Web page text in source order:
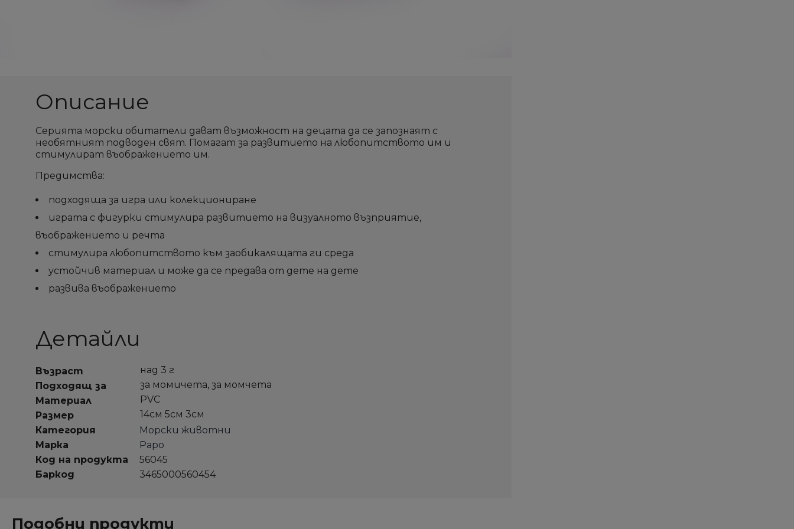
Описание
Серията морски обитатели дават възможност на децата да се запознаят с
необятният подводен свят. Помагат за развитието на любопитството им и
стимулират въображението им.
Предимства:
подходяща за игра или колекциониране
играта с фигурки стимулира развитието на визуалното възприятие,
въображението и речта
стимулира любопитството към заобикалящата ги среда
устойчив материал и може да се предава от дете на дете
развива въображението
Детайли
Възраст
над 3 г
Подходящ за
за момичета, за момчета
Материал
PVC
Размер
14см 5см 3см
Категория
Морски животни
Марка
Papo
Код на продукта
56045
Баркод
3465000560454
Подобни продукти